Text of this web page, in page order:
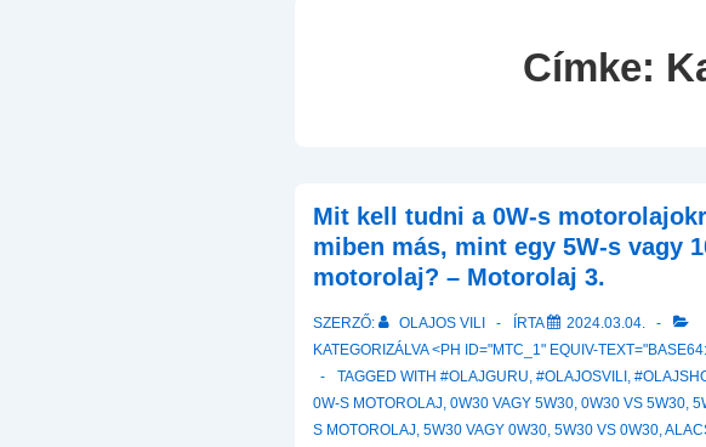
Címke:
Mit kell tudni a 0W-s
miben más, mint egy 5W-s vagy
motorolaj? – Motorolaj 3.
SZERZŐ: OLAJOS VILI ÍRTA
2024.03.04.
KATEGORIZÁLVA <PH ID="MTC_1" EQUIV-
TAGGED WITH#OLAJGURU,#OLAJOSVILI ,
0W-S MOTOROLAJ,0W30 VAGY 5W30,0W30 VS 5W30,
S MOTOROLAJ,5W30 VAGY 0W30,5W30 VS 0W30,